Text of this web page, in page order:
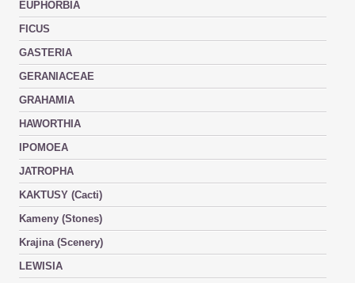
EUPHORBIA
FICUS
GASTERIA
GERANIACEAE
GRAHAMIA
HAWORTHIA
IPOMOEA
JATROPHA
KAKTUSY (Cacti)
Kameny (Stones)
Krajina (Scenery)
LEWISIA